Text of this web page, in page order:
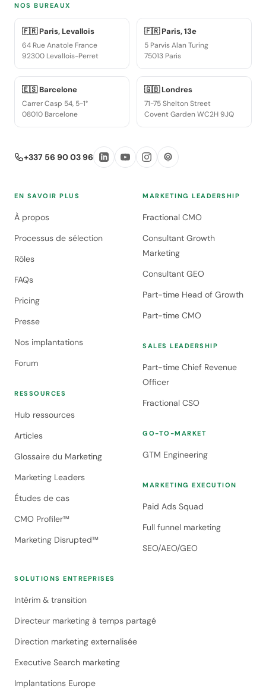
NOS BUREAUX
🇫🇷 Paris, Levallois
64 Rue Anatole France
92300 Levallois-Perret
🇫🇷 Paris, 13e
5 Parvis Alan Turing
75013 Paris
🇪🇸 Barcelone
Carrer Casp 54, 5-1°
08010 Barcelone
🇬🇧 Londres
71-75 Shelton Street
Covent Garden WC2H 9JQ
+337 56 90 03 96
EN SAVOIR PLUS
À propos
Processus de sélection
Rôles
FAQs
Pricing
Presse
Nos implantations
Forum
RESSOURCES
Hub ressources
Articles
Glossaire du Marketing
Marketing Leaders
Études de cas
CMO Profiler™
Marketing Disrupted™
MARKETING LEADERSHIP
Fractional CMO
Consultant Growth
Marketing
Consultant GEO
Part-time Head of Growth
Part-time CMO
SALES LEADERSHIP
Part-time Chief Revenue
Officer
Fractional CSO
GO-TO-MARKET
GTM Engineering
MARKETING EXECUTION
Paid Ads Squad
Full funnel marketing
SEO/AEO/GEO
SOLUTIONS ENTREPRISES
Intérim & transition
Directeur marketing à temps partagé
Direction marketing externalisée
Executive Search marketing
Implantations Europe